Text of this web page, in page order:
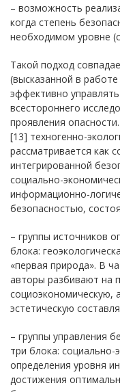
– возможность
когда степень
необходимом уровне
Такой подход
(высказанной в
эффективно
всестороннего
проявления
[13] техногенно-
рассматривается как
интегрированной
социально-
информационно-
безопасностью,
– группы источников
блока:
«первая природа». В
авторы разбивают на
социоэкономическую,
эстетическую
– группы управления
три блока: социально-
определения уровня
достижения